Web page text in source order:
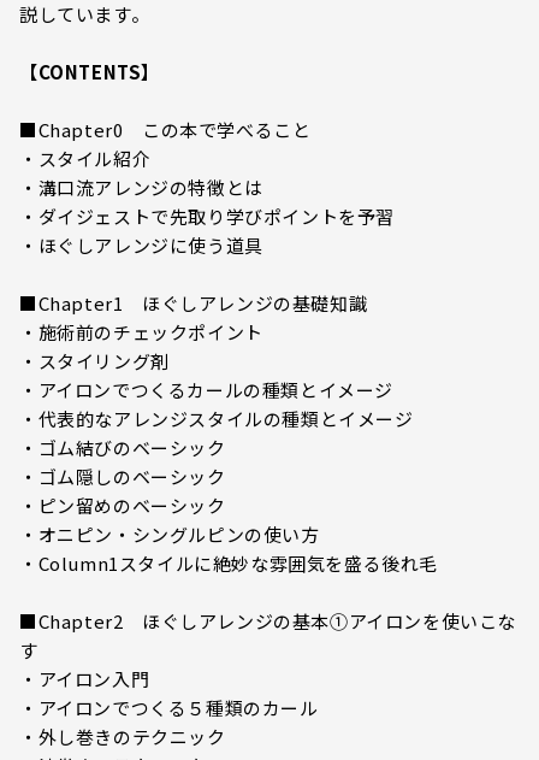
説しています。
【CONTENTS】
■Chapter0 この本で学べること
・スタイル紹介
・溝口流アレンジの特徴とは
・ダイジェストで先取り学びポイントを予習
・ほぐしアレンジに使う道具
■Chapter1 ほぐしアレンジの基礎知識
・施術前のチェックポイント
・スタイリング剤
・アイロンでつくるカールの種類とイメージ
・代表的なアレンジスタイルの種類とイメージ
・ゴム結びのベーシック
・ゴム隠しのベーシック
・ピン留めのベーシック
・オニピン・シングルピンの使い方
・Column1スタイルに絶妙な雰囲気を盛る後れ毛
■Chapter2 ほぐしアレンジの基本①アイロンを使いこな
す
・アイロン入門
・アイロンでつくる５種類のカール
・外し巻きのテクニック